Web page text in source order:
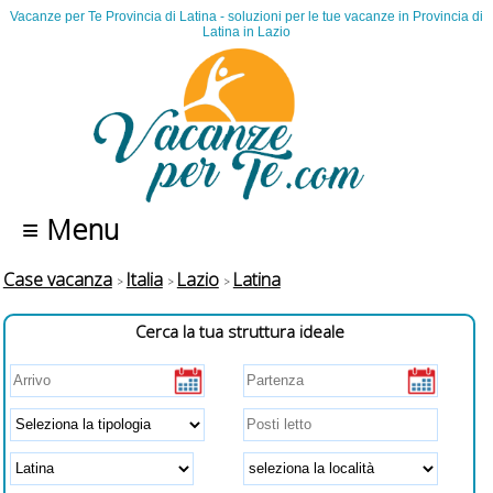
Vacanze per Te Provincia di Latina - soluzioni per le tue vacanze in Provincia di
Latina in Lazio
≡ Menu
Case vacanza Italia Lazio Latina
Cerca la tua struttura ideale